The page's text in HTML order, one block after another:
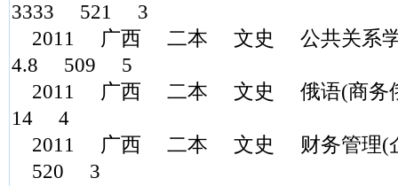
3333 521 3
2011 广西 二本 文史 公共关系学
4.8 509 5
2011 广西 二本 文史 俄语(商务
14 4
2011 广西 二本 文史 财务管理(
520 3